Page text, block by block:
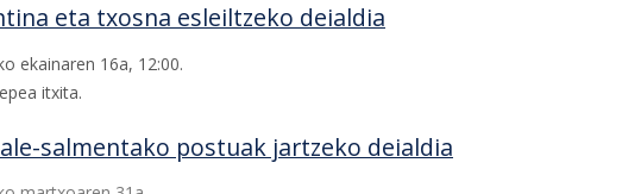
eta txosna esleiltzeko deialdia
ekainaren 16a, 12:00.
itxita.
salmentako postuak jartzeko deialdia